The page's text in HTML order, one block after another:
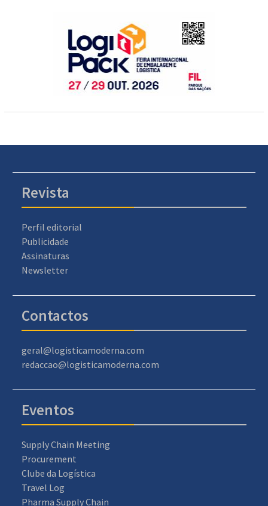
Revista
Perfil editorial
Publicidade
Assinaturas
Newsletter
Contactos
geral@logisticamoderna.com
redaccao@logisticamoderna.com
Eventos
Supply Chain Meeting
Procurement
Clube da Logística
Travel Log
Pharma Supply Chain